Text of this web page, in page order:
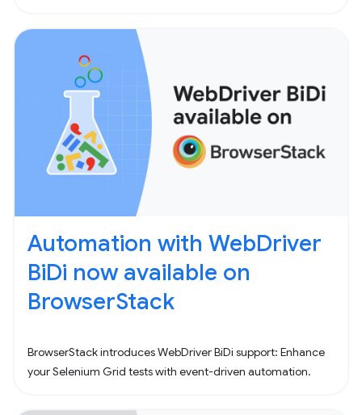
Automation with WebDriver
BiDi now available on
BrowserStack
BrowserStack introduces WebDriver BiDi support: Enhance
your Selenium Grid tests with event-driven automation.